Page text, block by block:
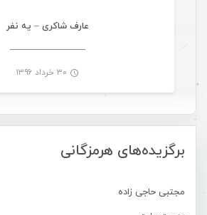
برگزیده‌های هرمزگانی
مجتبی حاجی زاده
عارف شاکری – یه نفر
۳۰ خرداد ۱۳۹۶